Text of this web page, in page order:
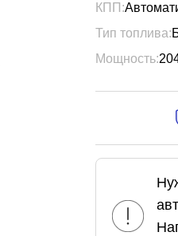
КПП:
Тип топлива:
Мощность: